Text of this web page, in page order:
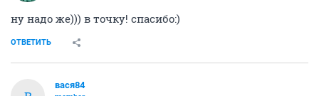
ну надо же))) в точку! спасибо:)
ОТВЕТИТЬ
вася84